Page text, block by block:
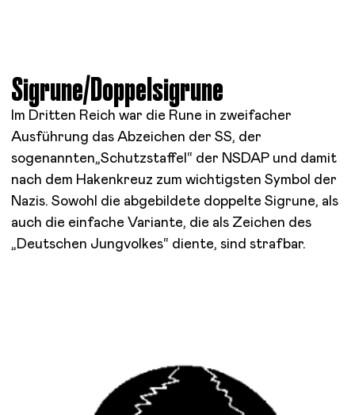
Sigrune/Doppelsigrune
Im Dritten Reich war die Rune in zweifacher
Ausführung das Abzeichen der SS, der
sogenannten„Schutzstaffel“ der NSDAP und damit
nach dem Hakenkreuz zum wichtigsten Symbol der
Nazis. Sowohl die abgebildete doppelte Sigrune, als
auch die einfache Variante, die als Zeichen des
„Deutschen Jungvolkes“ diente, sind strafbar.